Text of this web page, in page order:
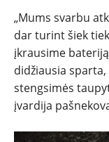
„Mums svarbu
dar turint šiek
įkrausime
didžiausia
stengsimės
įvardija